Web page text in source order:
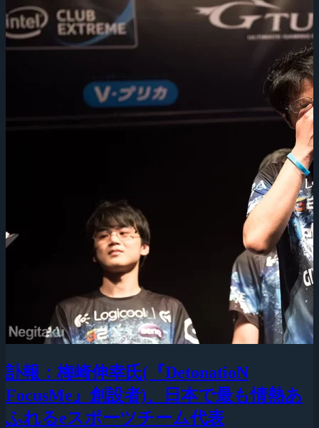
訃報：梅崎伸幸氏(『DetonatioN
FocusMe』創設者)、日本で最も情熱あ
ふれるeスポーツチーム代表